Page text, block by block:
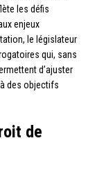
les défis
enjeux
le législateur
qui, sans
d’ajuster
des objectifs
de